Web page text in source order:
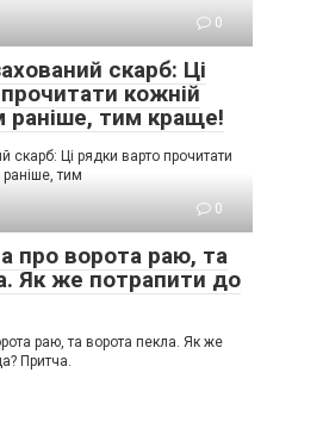
0
скарб: Ці
кожній
раніше, тим краще!
скарб: Ці рядки варто прочитати
тим
0
про ворота раю, та
Як же потрапити до
раю, та ворота пекла. Як же
Притча.